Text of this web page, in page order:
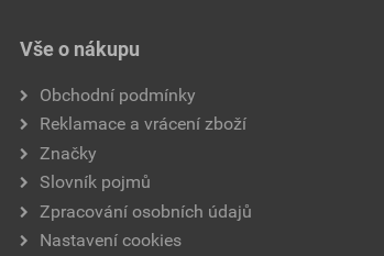
Vše o nákupu
Obchodní podmínky
Reklamace a vrácení zboží
Značky
Slovník pojmů
Zpracování osobních údajů
Nastavení cookies